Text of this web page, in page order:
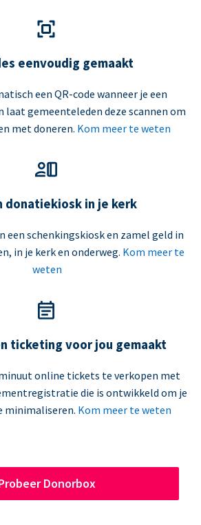
eenvoudig gemaakt
een QR-code wanneer je een
laat gemeenteleden deze scannen om
met doneren. Kom meer te weten
donatiekiosk in je kerk
een schenkingskiosk en zamel geld in
in je kerk en onderweg. Kom meer te
weten
ticketing voor jou gemaakt
online tickets te verkopen met
die is ontwikkeld om je
minimaliseren. Kom meer te weten
Donorbox